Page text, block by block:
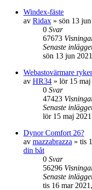
Windex-fäste
av Ridax » sön 13
0 Svar
67673
Senaste
sön 13 jun
Webastovärmare ryker
av HR34 » lör 15
0 Svar
47423
Senaste
lör 15 maj
Dynor Comfort 26?
av mazzabrazza » tis
din båt
0 Svar
56296
Senaste
tis 16 mar